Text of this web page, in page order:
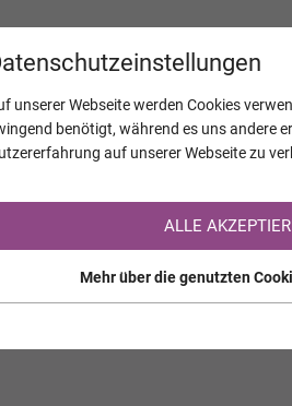
Sie sind noch nicht auf
>> zur kostenlosen
unserer Webseite werden Cookies
benötigt, während es uns andere
auf unserer Webseite zu
ALLE
Mehr über die genutzten
KALENDER